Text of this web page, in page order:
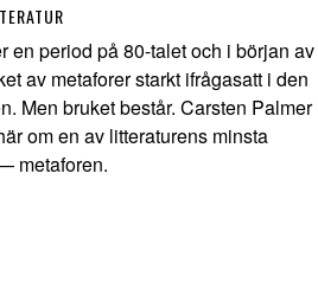
en period på 80-talet och i början av
av metaforer starkt ifrågasatt i den
Men bruket består. Carsten Palmer
om en av litteraturens minsta
metaforen.